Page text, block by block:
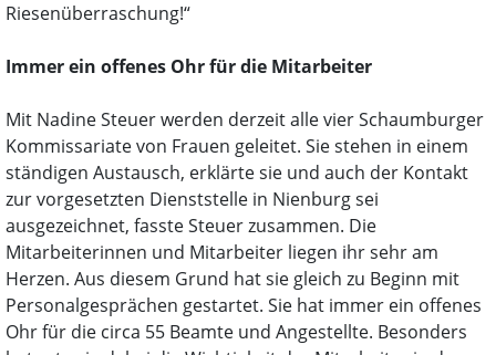
Riesenüberraschung!“
Immer ein offenes Ohr für die Mitarbeiter
Mit Nadine Steuer werden derzeit alle vier Schaumburger
Kommissariate von Frauen geleitet. Sie stehen in einem
ständigen Austausch, erklärte sie und auch der Kontakt
zur vorgesetzten Dienststelle in Nienburg sei
ausgezeichnet, fasste Steuer zusammen. Die
Mitarbeiterinnen und Mitarbeiter liegen ihr sehr am
Herzen. Aus diesem Grund hat sie gleich zu Beginn mit
Personalgesprächen gestartet. Sie hat immer ein offenes
Ohr für die circa 55 Beamte und Angestellte. Besonders